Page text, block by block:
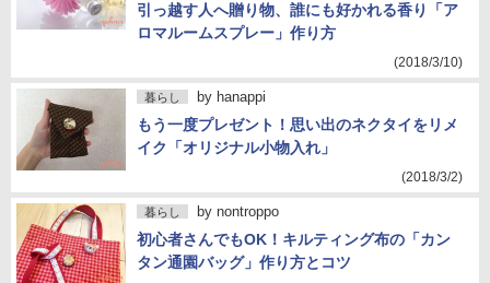
引っ越す人へ贈り物、誰にも好かれる香り「ア
ロマルームスプレー」作り方
(2018/3/10)
暮らし by hanappi
もう一度プレゼント！思い出のネクタイをリメ
イク「オリジナル小物入れ」
(2018/3/2)
暮らし by nontroppo
初心者さんでもOK！キルティング布の「カン
タン通園バッグ」作り方とコツ